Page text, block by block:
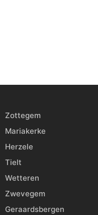
Zottegem
Mariakerke
Herzele
Tielt
Wetteren
Zwevegem
Geraardsbergen